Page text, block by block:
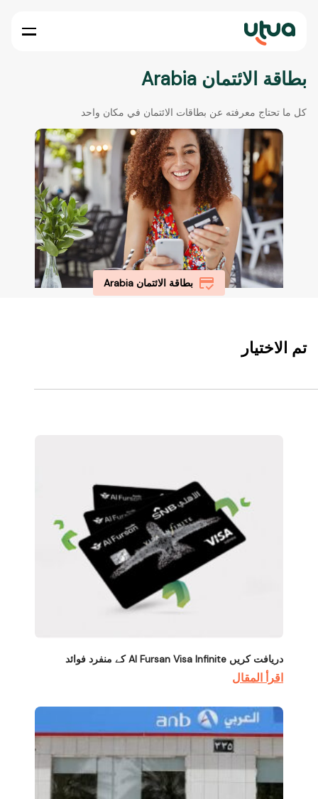
بطاقة الائتمان Arabia
كل ما تحتاج معرفته عن بطاقات الائتمان في مكان واحد
بطاقة الائتمان Arabia
تم الاختيار
دریافت کریں Al Fursan Visa Infinite کے منفرد فوائد
اقرأ المقال